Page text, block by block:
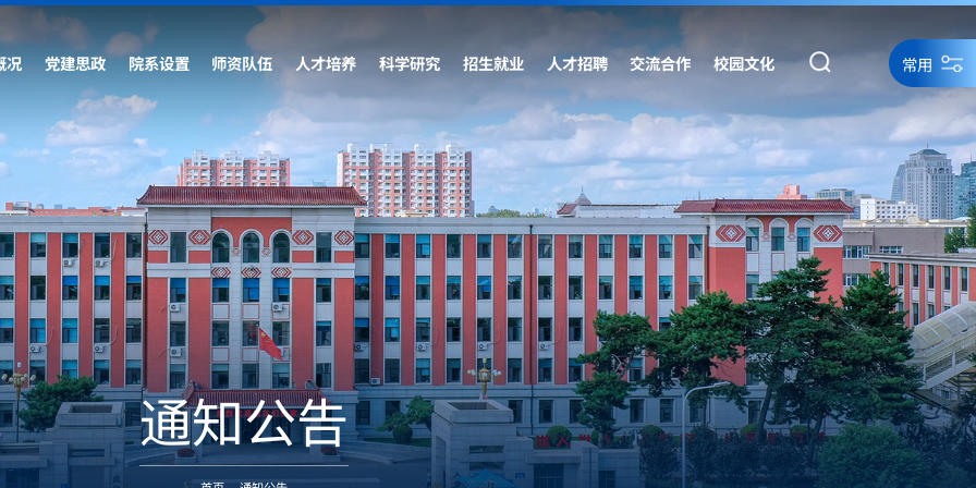
况 党建思政 院系设置 师资队伍 人才培养 科学研究 招生就业 人才招聘 交流合作 校园文化 常用
通知公告